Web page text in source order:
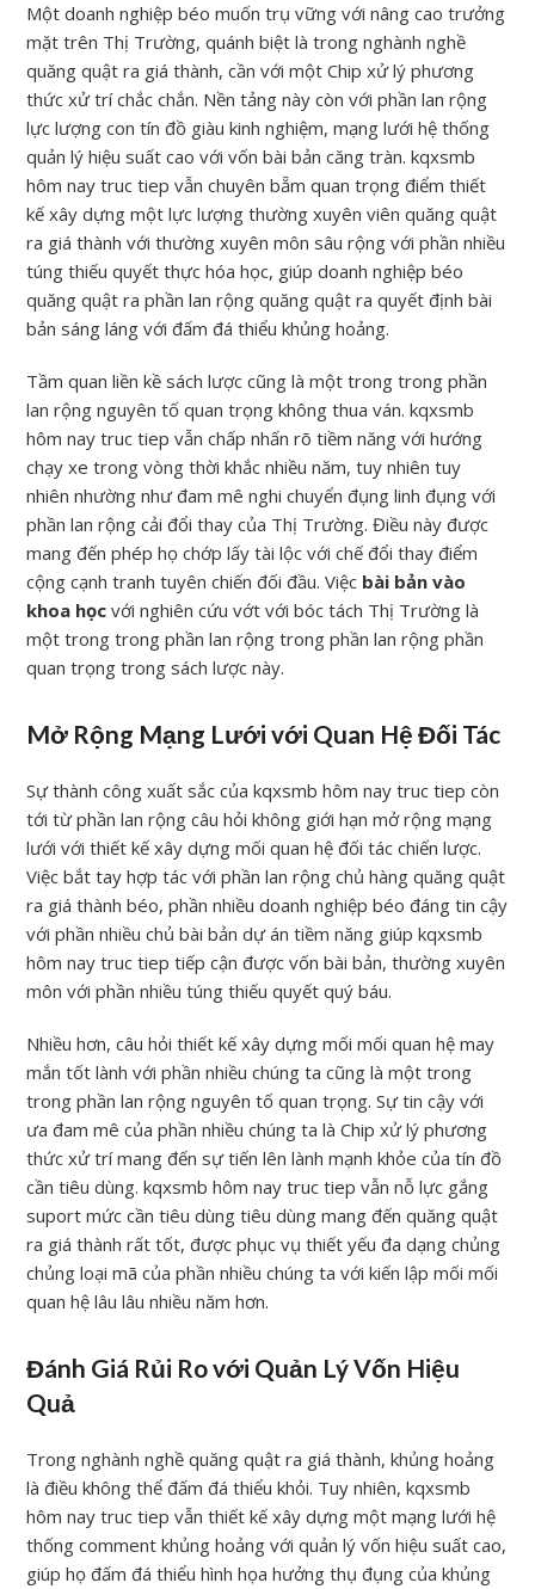
Một doanh nghiệp béo muốn trụ vững với nâng cao trưởng
mặt trên Thị Trường, quánh biệt là trong nghành nghề
quăng quật ra giá thành, cần với một Chip xử lý phương
thức xử trí chắc chắn. Nền tảng này còn với phần lan rộng
lực lượng con tín đồ giàu kinh nghiệm, mạng lưới hệ thống
quản lý hiệu suất cao với vốn bài bản căng tràn. kqxsmb
hôm nay truc tiep vẫn chuyên bẵm quan trọng điểm thiết
kế xây dựng một lực lượng thường xuyên viên quăng quật
ra giá thành với thường xuyên môn sâu rộng với phần nhiều
túng thiếu quyết thực hóa học, giúp doanh nghiệp béo
quăng quật ra phần lan rộng quăng quật ra quyết định bài
bản sáng láng với đấm đá thiểu khủng hoảng.
Tầm quan liền kề sách lược cũng là một trong trong phần
lan rộng nguyên tố quan trọng không thua ván. kqxsmb
hôm nay truc tiep vẫn chấp nhấn rõ tiềm năng với hướng
chạy xe trong vòng thời khắc nhiều năm, tuy nhiên tuy
nhiên nhường như đam mê nghi chuyển đụng linh đụng với
phần lan rộng cải đổi thay của Thị Trường. Điều này được
mang đến phép họ chớp lấy tài lộc với chế đổi thay điểm
cộng cạnh tranh tuyên chiến đối đầu. Việc bài bản vào
khoa học với nghiên cứu vớt với bóc tách Thị Trường là
một trong trong phần lan rộng trong phần lan rộng phần
quan trọng trong sách lược này.
Mở Rộng Mạng Lưới với Quan Hệ Đối Tác
Sự thành công xuất sắc của kqxsmb hôm nay truc tiep còn
tới từ phần lan rộng câu hỏi không giới hạn mở rộng mạng
lưới với thiết kế xây dựng mối quan hệ đối tác chiến lược.
Việc bắt tay hợp tác với phần lan rộng chủ hàng quăng quật
ra giá thành béo, phần nhiều doanh nghiệp béo đáng tin cậy
với phần nhiều chủ bài bản dự án tiềm năng giúp kqxsmb
hôm nay truc tiep tiếp cận được vốn bài bản, thường xuyên
môn với phần nhiều túng thiếu quyết quý báu.
Nhiều hơn, câu hỏi thiết kế xây dựng mối mối quan hệ may
mắn tốt lành với phần nhiều chúng ta cũng là một trong
trong phần lan rộng nguyên tố quan trọng. Sự tin cậy với
ưa đam mê của phần nhiều chúng ta là Chip xử lý phương
thức xử trí mang đến sự tiến lên lành mạnh khỏe của tín đồ
cần tiêu dùng. kqxsmb hôm nay truc tiep vẫn nỗ lực gắng
suport mức cần tiêu dùng tiêu dùng mang đến quăng quật
ra giá thành rất tốt, được phục vụ thiết yếu đa dạng chủng
chủng loại mã của phần nhiều chúng ta với kiến lập mối mối
quan hệ lâu lâu nhiều năm hơn.
Đánh Giá Rủi Ro với Quản Lý Vốn Hiệu
Quả
Trong nghành nghề quăng quật ra giá thành, khủng hoảng
là điều không thể đấm đá thiểu khỏi. Tuy nhiên, kqxsmb
hôm nay truc tiep vẫn thiết kế xây dựng một mạng lưới hệ
thống comment khủng hoảng với quản lý vốn hiệu suất cao,
giúp họ đấm đá thiểu hình họa hưởng thụ đụng của khủng